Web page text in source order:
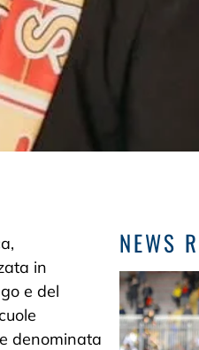
in
e del
denominata
NEWS